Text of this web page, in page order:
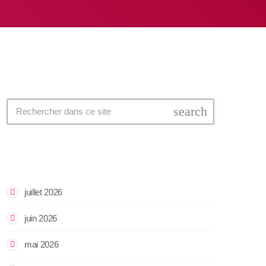
search
juillet 2026
juin 2026
mai 2026